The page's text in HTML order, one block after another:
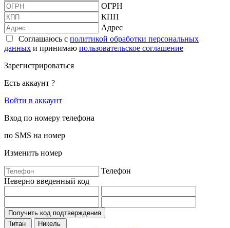
ОГРН
КПП
Адрес
Соглашаюсь с политикой обработки персональных
данных и принимаю пользовательское соглашение
Зарегистрироваться
Есть аккаунт ?
Войти в аккаунт
Вход по номеру телефона
по SMS на номер
Изменить номер
Телефон
Неверно введенный код
Получить код подтверждения
Титан
Никель